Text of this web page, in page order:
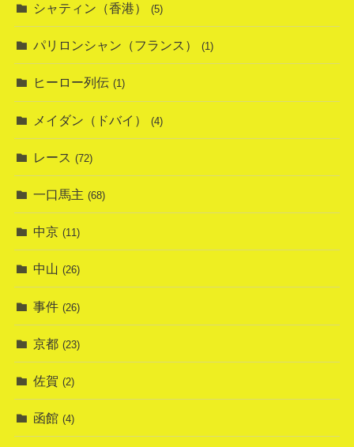
シャティン（香港） (5)
パリロンシャン（フランス） (1)
ヒーロー列伝 (1)
メイダン（ドバイ） (4)
レース (72)
一口馬主 (68)
中京 (11)
中山 (26)
事件 (26)
京都 (23)
佐賀 (2)
函館 (4)